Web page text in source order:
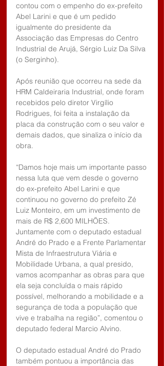
contou com o empenho do ex-prefeito
Abel Larini e que é um pedido
igualmente do presidente da
Associação das Empresas do Centro
Industrial de Arujá, Sérgio Luiz Da Silva
(o Serginho).
Após reunião que ocorreu na sede da
HRM Caldeiraria Industrial, onde foram
recebidos pelo diretor Virgílio
Rodrigues, foi feita a instalação da
placa da construção com o seu valor e
demais dados, que sinaliza o início da
obra.
“Damos hoje mais um importante passo
nessa luta que vem desde o governo
do ex-prefeito Abel Larini e que
continuou no governo do prefeito Zé
Luiz Monteiro, em um investimento de
mais de R$ 2,600 MILHÕES.
Juntamente com o deputado estadual
André do Prado e a Frente Parlamentar
Mista de Infraestrutura Viária e
Mobilidade Urbana, a qual presido,
vamos acompanhar as obras para que
ela seja concluída o mais rápido
possível, melhorando a mobilidade e a
segurança de toda a população que
vive e trabalha na região”, comentou o
deputado federal Marcio Alvino.
O deputado estadual André do Prado
também pontuou a importância das